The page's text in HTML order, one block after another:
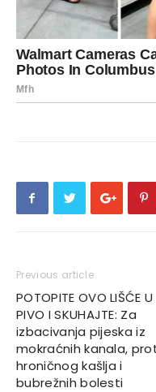
Previous article
POTOPITE OVO LIŠĆE U
PIVO I SKUHAJTE: Za
izbacivanja pijeska iz
mokraćnih kanala,
hroničnog kašlja i
bubrežnih bolesti